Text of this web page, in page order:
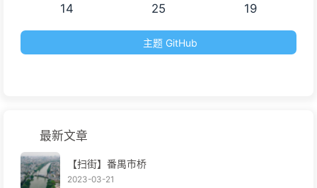
14 25 19
主题 GitHub
最新文章
【扫街】番禺市桥
2023-03-21